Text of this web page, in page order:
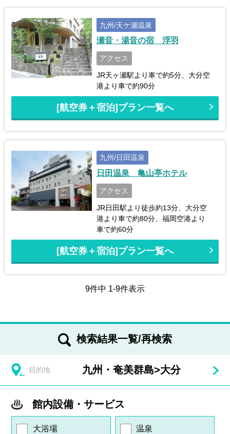
九州/天ケ瀬温泉
瀬音・湯音の宿 浮羽
アクセス
JR天ヶ瀬駅より車で約5分、大分空
港より車で約90分
[航空券＋宿泊]プラン一覧へ
九州/日田温泉
日田温泉 亀山亭ホテル
アクセス
JR日田駅より徒歩約13分、大分空
港より車で約80分、福岡空港より
車で約60分
[航空券＋宿泊]プラン一覧へ
9件中 1-9件表示
検索結果一覧/再検索
目的地 九州・奄美群島>大分
館内設備・サービス
大浴場 温泉